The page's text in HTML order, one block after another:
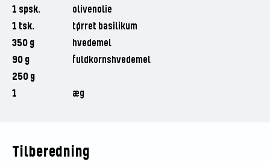
1 spsk.
olivenolie
1 tsk.
tørret basilikum
350 g
hvedemel
90 g
fuldkornshvedemel
250 g
1
æg
Tilberedning